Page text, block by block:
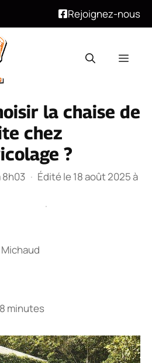
Rejoignez-nous
la chaise de
chez
?
8h03 · Édité le 18 août 2025 à
·
minutes